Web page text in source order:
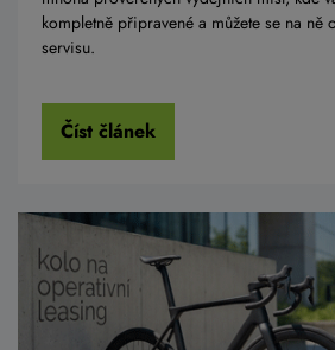
kompletně připravené a můžete se na ně
servisu.
Číst článek